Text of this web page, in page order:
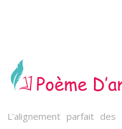
L’alignement parfait